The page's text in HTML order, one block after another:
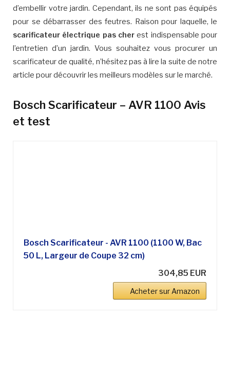
d’embellir votre jardin. Cependant, ils ne sont pas équipés
pour se débarrasser des feutres. Raison pour laquelle, le
scarificateur électrique pas cher est indispensable pour
l’entretien d’un jardin. Vous souhaitez vous procurer un
scarificateur de qualité, n’hésitez pas à lire la suite de notre
article pour découvrir les meilleurs modèles sur le marché.
Bosch Scarificateur – AVR 1100 Avis
et test
Bosch Scarificateur - AVR 1100 (1100 W, Bac
50 L, Largeur de Coupe 32 cm)
304,85 EUR
Acheter sur Amazon